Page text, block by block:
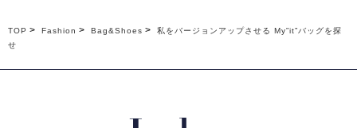
TOP Fashion Bag&Shoes
私をバージョンアップさせる My”it”バッグを探
せ